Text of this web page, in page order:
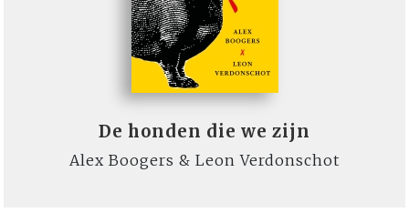
De honden die we zijn
Alex Boogers & Leon Verdonschot